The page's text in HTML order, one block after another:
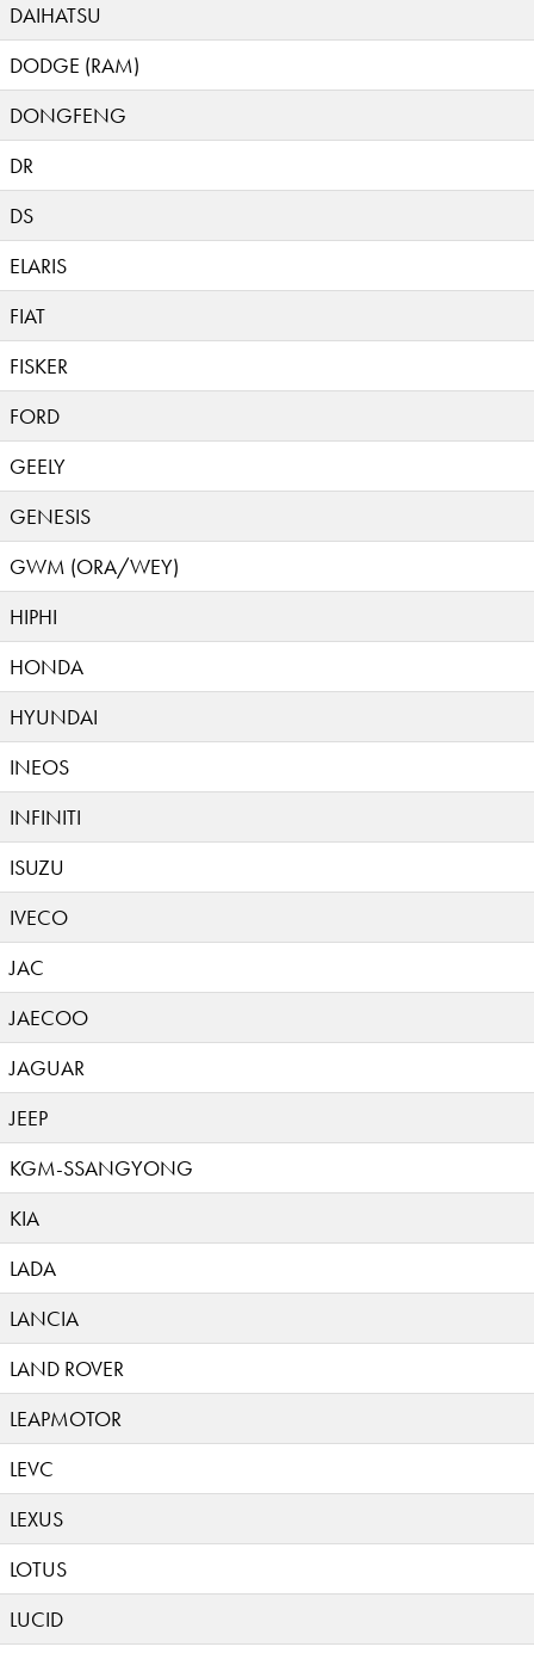
DAIHATSU
DODGE (RAM)
DONGFENG
DR
DS
ELARIS
FIAT
FISKER
FORD
GEELY
GENESIS
GWM (ORA/WEY)
HIPHI
HONDA
HYUNDAI
INEOS
INFINITI
ISUZU
IVECO
JAC
JAECOO
JAGUAR
JEEP
KGM-SSANGYONG
KIA
LADA
LANCIA
LAND ROVER
LEAPMOTOR
LEVC
LEXUS
LOTUS
LUCID